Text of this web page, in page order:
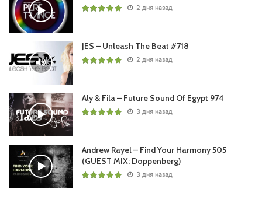
2 дня назад
JES – Unleash The Beat #718
2 дня назад
Aly & Fila – Future Sound Of Egypt 974
3 дня назад
Andrew Rayel – Find Your Harmony 505
(GUEST MIX: Doppenberg)
3 дня назад